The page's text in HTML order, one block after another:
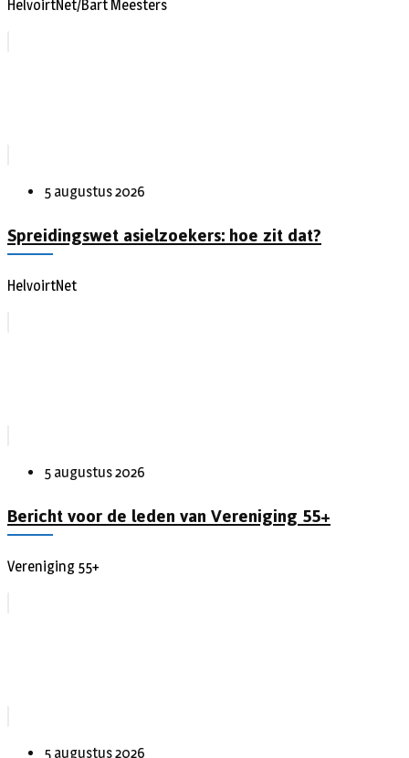
HelvoirtNet/Bart Meesters
5 augustus 2026
Spreidingswet asielzoekers: hoe zit dat?
HelvoirtNet
5 augustus 2026
Bericht voor de leden van Vereniging 55+
Vereniging 55+
5 augustus 2026